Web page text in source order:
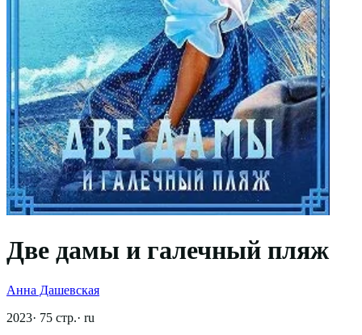
Две дамы и галечный пляж
Анна Дашевская
2023· 75 стр.· ru